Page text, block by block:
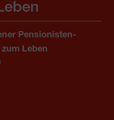
Pensionisten-
Leben